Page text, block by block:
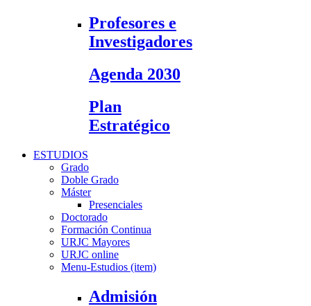
Profesores e
Investigadores
Agenda 2030
Plan
Estratégico
ESTUDIOS
Grado
Doble Grado
Máster
Presenciales
Doctorado
Formación Continua
URJC Mayores
URJC online
Menu-Estudios (item)
Admisión